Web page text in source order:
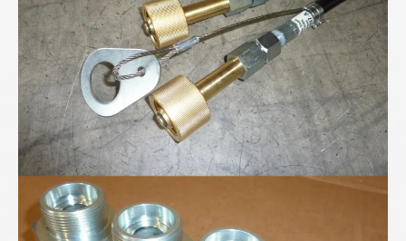
Höchstdruck-Verschraubungen